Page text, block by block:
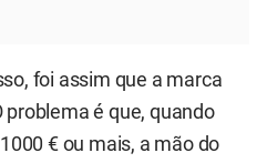
foi assim que a marca
é que, quando
€ ou mais, a mão do